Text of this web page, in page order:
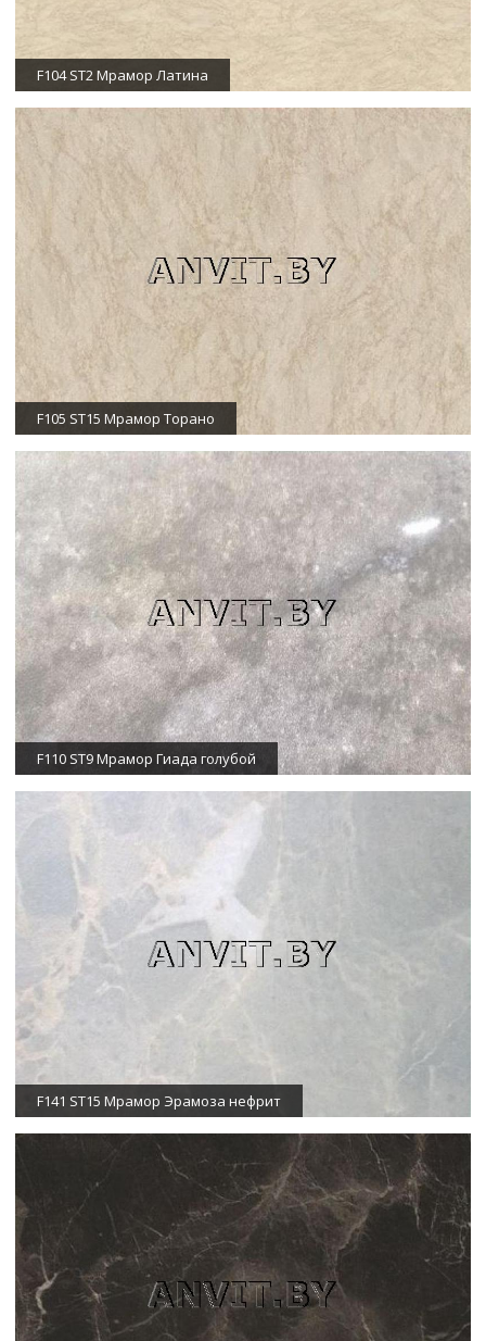
F104 ST2 Мрамор Латина
F105 ST15 Мрамор Торано
F110 ST9 Мрамор Гиада голубой
F141 ST15 Мрамор Эрамоза нефрит